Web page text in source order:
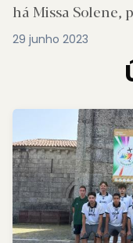
há Missa Solene,
29 junho 2023